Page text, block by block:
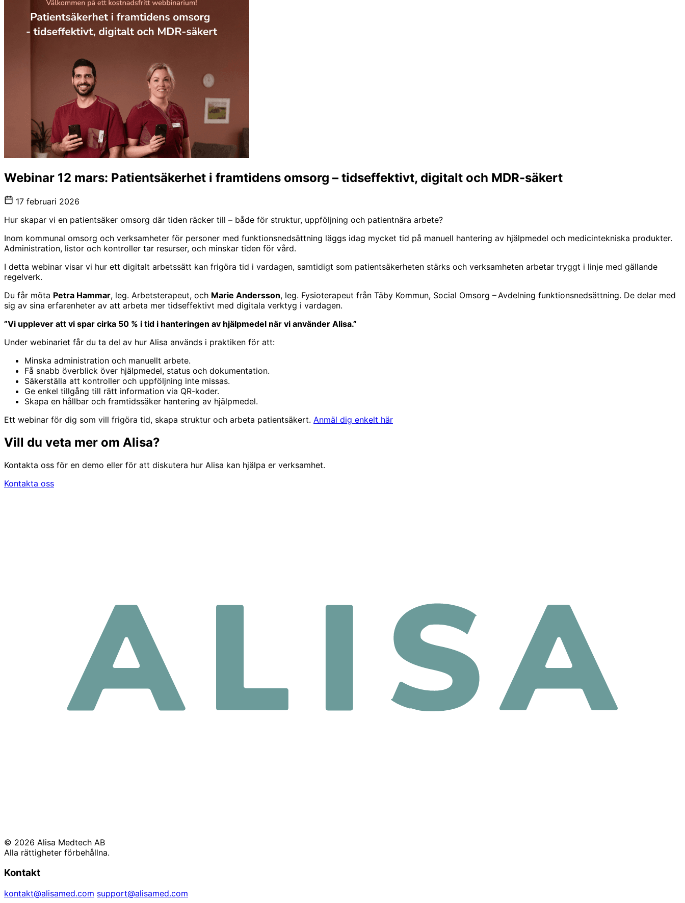
Webinar 12 mars: Patientsäkerhet i framtidens omsorg – tidseffektivt, digitalt och MDR-säkert
17 februari 2026
Hur skapar vi en patientsäker omsorg där tiden räcker till – både för struktur, uppföljning och patientnära arbete?
Inom kommunal omsorg och verksamheter för personer med funktionsnedsättning läggs idag mycket tid på manuell hantering av hjälpmedel och medicintekniska produkter.
Administration, listor och kontroller tar resurser, och minskar tiden för vård.
I detta webinar visar vi hur ett digitalt arbetssätt kan frigöra tid i vardagen, samtidigt som patientsäkerheten stärks och verksamheten arbetar tryggt i linje med gällande
regelverk.
Du får möta Petra Hammar, leg. Arbetsterapeut, och Marie Andersson, leg. Fysioterapeut från Täby Kommun, Social Omsorg – Avdelning funktionsnedsättning. De delar med
sig av sina erfarenheter av att arbeta mer tidseffektivt med digitala verktyg i vardagen.
”Vi upplever att vi spar cirka 50 % i tid i hanteringen av hjälpmedel när vi använder Alisa.”
Under webinariet får du ta del av hur Alisa används i praktiken för att:
Minska administration och manuellt arbete.
Få snabb överblick över hjälpmedel, status och dokumentation.
Säkerställa att kontroller och uppföljning inte missas.
Ge enkel tillgång till rätt information via QR-koder.
Skapa en hållbar och framtidssäker hantering av hjälpmedel.
Ett webinar för dig som vill frigöra tid, skapa struktur och arbeta patientsäkert. Anmäl dig enkelt här
Vill du veta mer om Alisa?
Kontakta oss för en demo eller för att diskutera hur Alisa kan hjälpa er verksamhet.
Kontakta oss
© 2026 Alisa Medtech AB
Alla rättigheter förbehållna.
Kontakt
kontakt@alisamed.com support@alisamed.com